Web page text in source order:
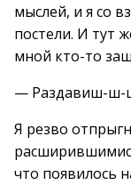
мыслей, и я со
постели. И тут
мной кто-то
— Раздавиш-ш-
Я резво
что появилось